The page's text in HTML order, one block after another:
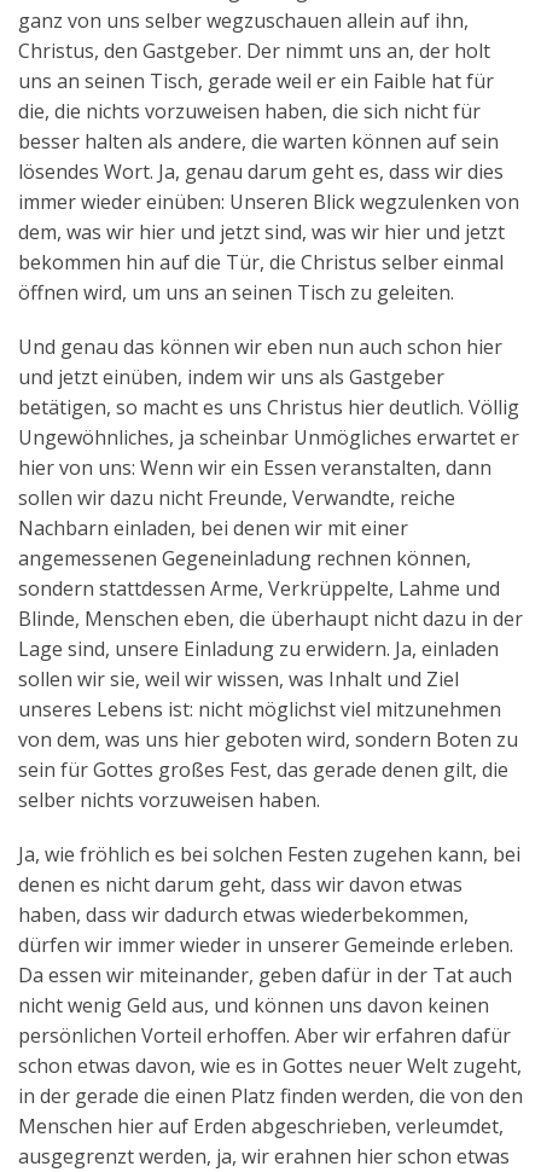
ganz von uns selber wegzuschauen allein auf ihn,
Christus, den Gastgeber. Der nimmt uns an, der holt
uns an seinen Tisch, gerade weil er ein Faible hat für
die, die nichts vorzuweisen haben, die sich nicht für
besser halten als andere, die warten können auf sein
lösendes Wort. Ja, genau darum geht es, dass wir dies
immer wieder einüben: Unseren Blick wegzulenken von
dem, was wir hier und jetzt sind, was wir hier und jetzt
bekommen hin auf die Tür, die Christus selber einmal
öffnen wird, um uns an seinen Tisch zu geleiten.
Und genau das können wir eben nun auch schon hier
und jetzt einüben, indem wir uns als Gastgeber
betätigen, so macht es uns Christus hier deutlich. Völlig
Ungewöhnliches, ja scheinbar Unmögliches erwartet er
hier von uns: Wenn wir ein Essen veranstalten, dann
sollen wir dazu nicht Freunde, Verwandte, reiche
Nachbarn einladen, bei denen wir mit einer
angemessenen Gegeneinladung rechnen können,
sondern stattdessen Arme, Verkrüppelte, Lahme und
Blinde, Menschen eben, die überhaupt nicht dazu in der
Lage sind, unsere Einladung zu erwidern. Ja, einladen
sollen wir sie, weil wir wissen, was Inhalt und Ziel
unseres Lebens ist: nicht möglichst viel mitzunehmen
von dem, was uns hier geboten wird, sondern Boten zu
sein für Gottes großes Fest, das gerade denen gilt, die
selber nichts vorzuweisen haben.
Ja, wie fröhlich es bei solchen Festen zugehen kann, bei
denen es nicht darum geht, dass wir davon etwas
haben, dass wir dadurch etwas wiederbekommen,
dürfen wir immer wieder in unserer Gemeinde erleben.
Da essen wir miteinander, geben dafür in der Tat auch
nicht wenig Geld aus, und können uns davon keinen
persönlichen Vorteil erhoffen. Aber wir erfahren dafür
schon etwas davon, wie es in Gottes neuer Welt zugeht,
in der gerade die einen Platz finden werden, die von den
Menschen hier auf Erden abgeschrieben, verleumdet,
ausgegrenzt werden, ja, wir erahnen hier schon etwas